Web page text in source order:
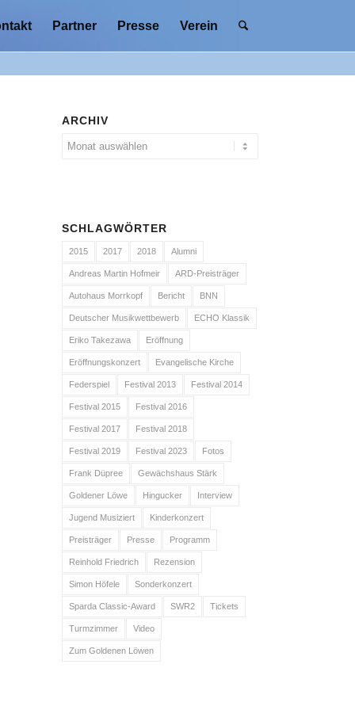
Partner Presse Verein
ARCHIV
SCHLAGWÖRTER
2015 2017 2018 Alumni
Andreas Martin Hofmeir ARD-Preisträger
Autohaus Morrkopf Bericht BNN
Deutscher Musikwettbewerb ECHO Klassik
Eriko Takezawa Eröffnung
Eröffnungskonzert Evangelische Kirche
Federspiel Festival 2013 Festival 2014
Festival 2015 Festival 2016
Festival 2017 Festival 2018
Festival 2019 Festival 2023 Fotos
Frank Düpree Gewächshaus Stärk
Goldener Löwe Hingucker Interview
Jugend Musiziert Kinderkonzert
Preisträger Presse Programm
Reinhold Friedrich Rezension
Simon Höfele Sonderkonzert
Sparda Classic-Award SWR2 Tickets
Turmzimmer Video
Zum Goldenen Löwen